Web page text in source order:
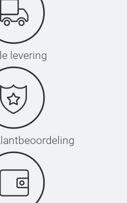
levering